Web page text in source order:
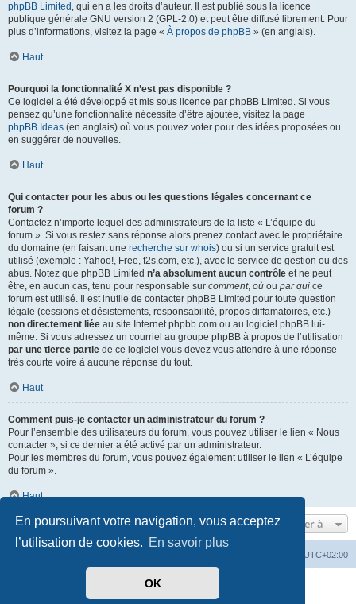
En poursuivant votre navigation, vous acceptez
l’utilisation de cookies. En savoir plus
OK
phpBB Limited , qui en a les droits d’auteur. Il est publié sous la licence
publique générale GNU version 2 (GPL-2.0) et peut être diffusé librement. Pour
plus d’informations, visitez la page « À propos de phpBB » (en anglais).
Haut
Pourquoi la fonctionnalité X n’est pas disponible ?
Ce logiciel a été développé et mis sous licence par phpBB Limited. Si vous
pensez qu’une fonctionnalité nécessite d’être ajoutée, visitez la page
phpBB Ideas (en anglais) où vous pouvez voter pour des idées proposées ou
en suggérer de nouvelles.
Haut
Qui contacter pour les abus ou les questions légales concernant ce
forum ?
Contactez n’importe lequel des administrateurs de la liste « L’équipe du
forum ». Si vous restez sans réponse alors prenez contact avec le propriétaire
du domaine (en faisant une recherche sur whois) ou si un service gratuit est
utilisé (exemple : Yahoo!, Free, f2s.com, etc.), avec le service de gestion ou des
abus. Notez que phpBB Limited n’a absolument aucun contrôle et ne peut
être, en aucun cas, tenu pour responsable sur comment, où ou par qui ce
forum est utilisé. Il est inutile de contacter phpBB Limited pour toute question
légale (cessions et désistements, responsabilité, propos diffamatoires, etc.)
non directement liée au site Internet phpbb.com ou au logiciel phpBB lui-
même. Si vous adressez un courriel au groupe phpBB à propos de l’utilisation
par une tierce partie de ce logiciel vous devez vous attendre à une réponse
très courte voire à aucune réponse du tout.
Haut
Comment puis-je contacter un administrateur du forum ?
Pour l’ensemble des utilisateurs du forum, vous pouvez utiliser le lien « Nous
contacter », si ce dernier a été activé par un administrateur.
Pour les membres du forum, vous pouvez également utiliser le lien « L’équipe
du forum ».
Haut
Aller à
UTC+02:00
phpBB ® Forum Software © phpBB Limited
phpBB-fr.com